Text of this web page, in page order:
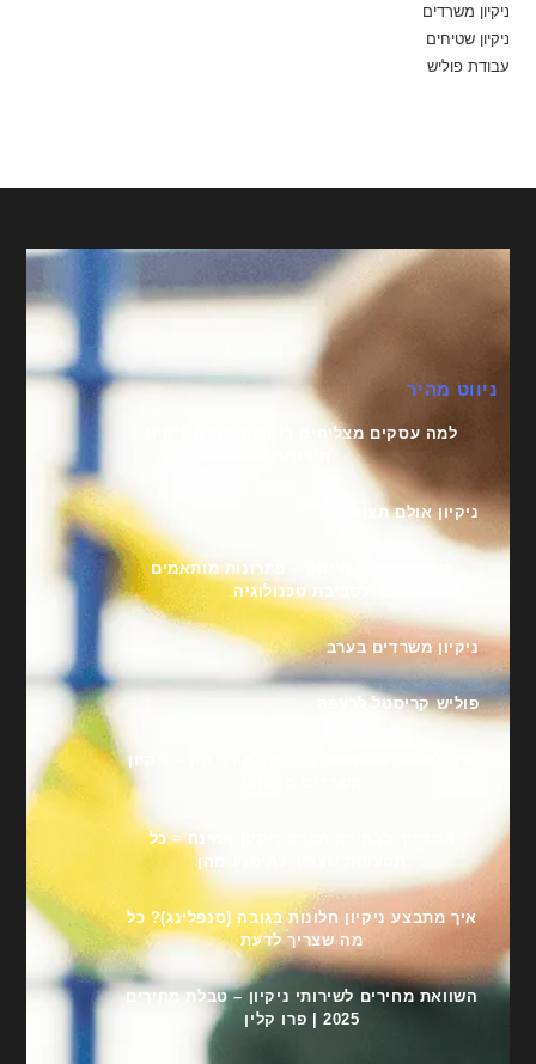
ניקיון משרדים
ניקיון שטיחים
עבודת פוליש
ניווט מהיר
למה עסקים מצליחים בוחרים חברת ניקיון
ניקיון אולם תצוגה
ניקיון משרדי הייטק – פתרונות מותאמים
לסביבת טכנולוגיה
ניקיון משרדים בערב
פוליש קריסטל לרצפה
איך לשמור על משרד מבריק לאורך זמן – ניקיון
המדריך לבחירת חברת ניקיון אמינה – כל
הטעויות שצריך להימנע מהן
איך מתבצע ניקיון חלונות בגובה (סנפלינג)? כל
מה שצריך לדעת
השוואת מחירים לשירותי ניקיון – טבלת מחירים
2025 | פרו קלין